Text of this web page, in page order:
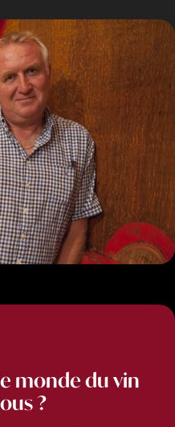
monde du vin
?